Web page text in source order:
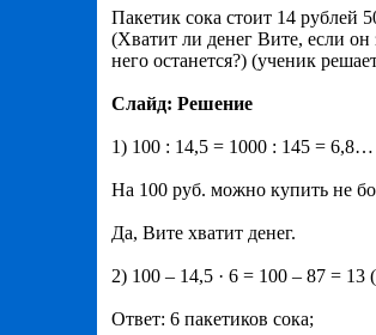
Пакетик сока стоит 14 рублей
(Хватит ли денег Вите, если он
него останется?) (ученик
Слайд: Решение
1) 100 : 14,5 = 1000 : 145 =
На 100 руб. можно купить не
Да, Вите хватит денег.
2) 100 – 14,5 · 6 = 100 – 87 = 13
Ответ: 6 пакетиков сока;